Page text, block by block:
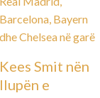
Kees Smit nën
llupën e